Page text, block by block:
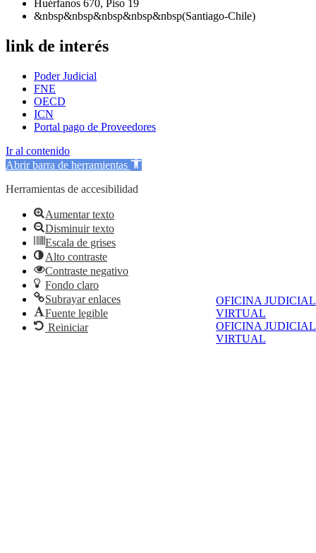
OFICINA JUDICIAL
VIRTUAL
OFICINA JUDICIAL
VIRTUAL
Huérfanos 670, Piso 19
&nbsp&nbsp&nbsp&nbsp&nbsp(Santiago-Chile)
link de interés
Poder Judicial
FNE
OECD
ICN
Portal pago de Proveedores
Ir al contenido
Abrir barra de herramientas
Herramientas de accesibilidad
Aumentar texto
Disminuir texto
Escala de grises
Alto contraste
Contraste negativo
Fondo claro
Subrayar enlaces
Fuente legible
Reiniciar